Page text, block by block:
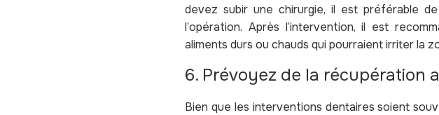
devez subir une chirurgie, il est préférable
l’opération. Après l’intervention, il est
aliments durs ou chauds qui pourraient irriter la
6. Prévoyez de la récupération
Bien que les interventions dentaires soient